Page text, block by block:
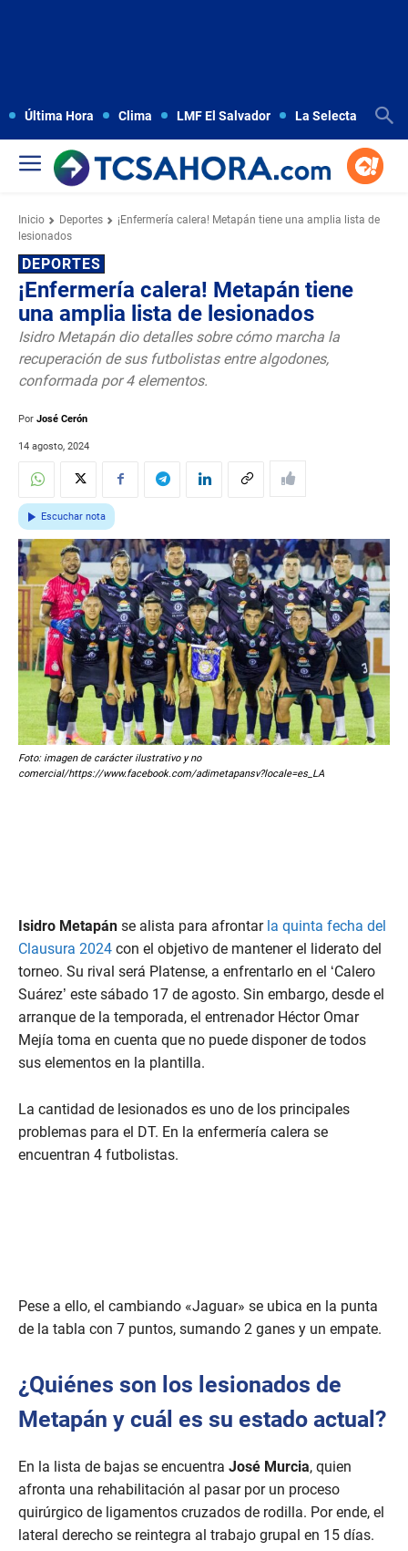
Última Hora Clima LMF El Salvador La Selecta
Inicio Deportes
¡Enfermería calera! Metapán tiene una amplia lista de
lesionados
DEPORTES
¡Enfermería calera! Metapán tiene
una amplia lista de lesionados
Isidro Metapán dio detalles sobre cómo marcha la
recuperación de sus futbolistas entre algodones,
conformada por 4 elementos.
Por José Cerón
14 agosto, 2024
Escuchar nota
Foto: imagen de carácter ilustrativo y no
comercial/https://www.facebook.com/adimetapansv?locale=es_LA
Isidro Metapán se alista para afrontar la quinta fecha del
Clausura 2024 con el objetivo de mantener el liderato del
torneo. Su rival será Platense, a enfrentarlo en el ‘Calero
Suárez’ este sábado 17 de agosto. Sin embargo, desde el
arranque de la temporada, el entrenador Héctor Omar
Mejía toma en cuenta que no puede disponer de todos
sus elementos en la plantilla.
La cantidad de lesionados es uno de los principales
problemas para el DT. En la enfermería calera se
encuentran 4 futbolistas.
Pese a ello, el cambiando «Jaguar» se ubica en la punta
de la tabla con 7 puntos, sumando 2 ganes y un empate.
¿Quiénes son los lesionados de
Metapán y cuál es su estado actual?
En la lista de bajas se encuentra José Murcia, quien
afronta una rehabilitación al pasar por un proceso
quirúrgico de ligamentos cruzados de rodilla. Por ende, el
lateral derecho se reintegra al trabajo grupal en 15 días.